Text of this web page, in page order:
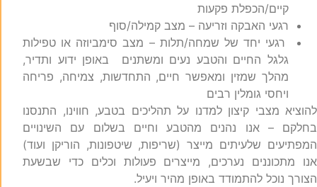
קיים/הכפלת פקעות
רגעי האבקה וזריעה – מצב קמילה/סוף
רגעי יחד של שמחה/תלות – מצב סימביוזה או טפילות
גלגל החיים והטבע נעים ומשתנים באופן ידוע ותדיר,
מהלך שמזין ומאפשר חיים, התחדשות, צמיחה, פריחה
ויחסי גומלין רבים
מצבי קיצון למדנו על תהליכים בטבע, חווינו, התנסנו
– אנו נהנים מהטבע וחיים בשלום עם השינויים
שלעיתים מייצר (שריפות, שיטפונות, הוריקן ועוד)
מתכוננים נערכים, מייצרים פעולות וכלים כדי שבשעת
נוכל להתמודד באופן מהיר ויעיל.